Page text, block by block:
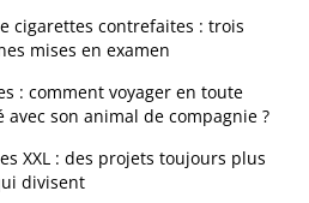
cigarettes contrefaites : trois
mises en examen
: comment voyager en toute
avec son animal de compagnie ?
XXL : des projets toujours plus
divisent